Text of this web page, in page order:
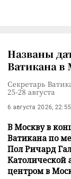
Названы
Ватикана в
Секретарь
25-28 августа
6 августа 2026, 22:55
В Москву в
Ватикана по
Пол Ричард
Католической
центром в